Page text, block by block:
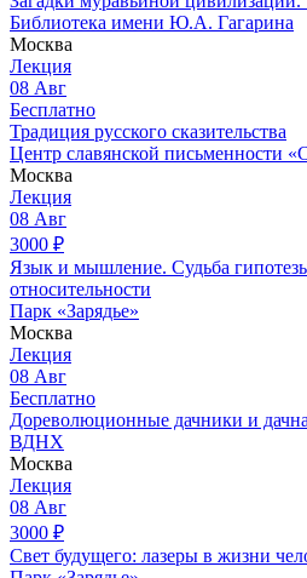
Библиотека имени Ю.А. Гагарина
Москва
Лекция
08 Авг
Бесплатно
Традиция русского сказительства
Центр славянской письменности
Москва
Лекция
08 Авг
3000 ₽
Язык и мышление. Судьба
относительности
Парк «Зарядье»
Москва
Лекция
08 Авг
Бесплатно
Дореволюционные дачники и
ВДНХ
Москва
Лекция
08 Авг
3000 ₽
Свет будущего: лазеры в жизни